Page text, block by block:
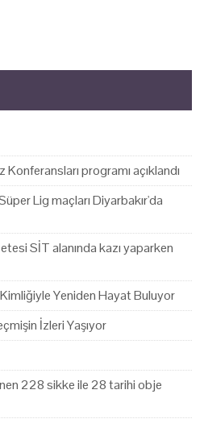
programı açıklandı
Lig maçları Diyarbakır'da
SİT alanında kazı yaparken
Yeniden Hayat Buluyor
İzleri Yaşıyor
228 sikke ile 28 tarihi obje